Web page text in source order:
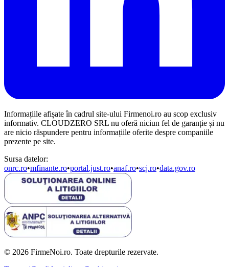
Informațiile afișate în cadrul site-ului Firmenoi.ro au scop exclusiv
informativ. CLOUDZERO SRL nu oferă niciun fel de garanție și nu
are nicio răspundere pentru informațiile oferite despre companiile
prezente pe site.
Sursa datelor:
onrc.ro•mfinante.ro•portal.just.ro•anaf.ro•scj.ro•data.gov.ro
© 2026 FirmeNoi.ro. Toate drepturile rezervate.